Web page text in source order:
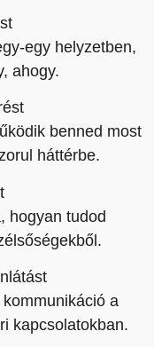
egy helyzetben,
ahogy.
benned most
háttérbe.
hogyan tudod
a
kapcsolatokban.